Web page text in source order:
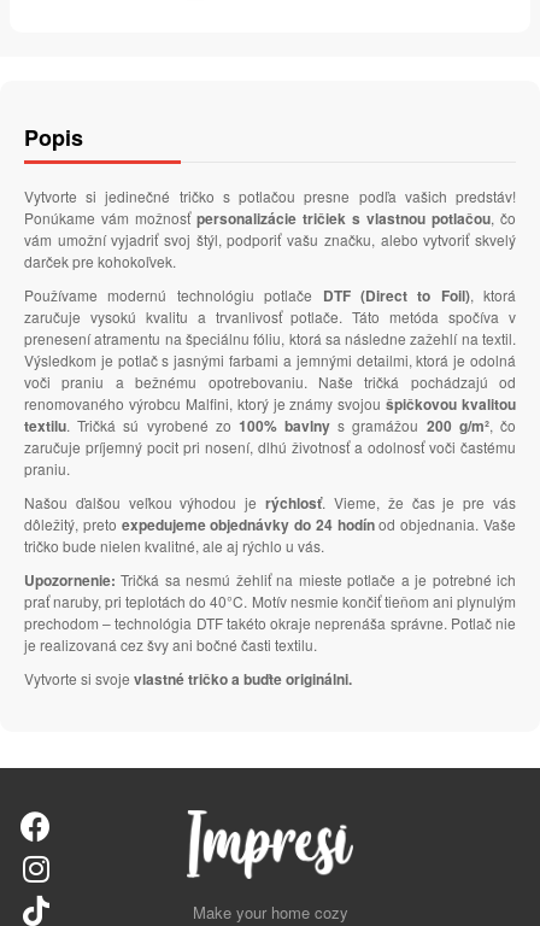
Popis
Vytvorte si jedinečné tričko s potlačou presne podľa vašich predstáv!
Ponúkame vám možnosť personalizácie tričiek s vlastnou potlačou, čo
vám umožní vyjadriť svoj štýl, podporiť vašu značku, alebo vytvoriť skvelý
darček pre kohokoľvek.
Používame modernú technológiu potlače DTF (Direct to Foil), ktorá
zaručuje vysokú kvalitu a trvanlivosť potlače. Táto metóda spočíva v
prenesení atramentu na špeciálnu fóliu, ktorá sa následne zažehlí na textil.
Výsledkom je potlač s jasnými farbami a jemnými detailmi, ktorá je odolná
voči praniu a bežnému opotrebovaniu. Naše tričká pochádzajú od
renomovaného výrobcu Malfini, ktorý je známy svojoušpičkovou kvalitou
textilu. Tričká sú vyrobené zo 100% bavlny s gramážou 200 g/m², čo
zaručuje príjemný pocit pri nosení, dlhú životnosť a odolnosť voči častému
praniu.
Našou ďalšou veľkou výhodou jerýchlosť. Vieme, že čas je pre vás
dôležitý, preto expedujeme objednávky do 24 hodínod objednania. Vaše
tričko bude nielen kvalitné, ale aj rýchlo u vás.
Upozornenie: Tričká sa nesmú žehliť na mieste potlače a je potrebné ich
prať naruby, pri teplotách do 40°C. Motív nesmie končiť tieňom ani plynulým
prechodom – technológia DTF takéto okraje neprenáša správne. Potlač nie
je realizovaná cez švy ani bočné časti textilu.
Vytvorte si svoje vlastné tričko a buďte originálni.
Make your home cozy